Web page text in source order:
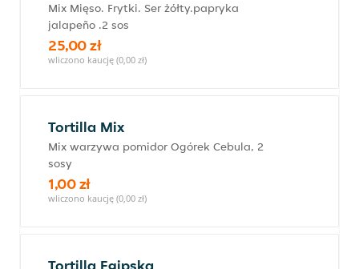
Mix Mięso. Frytki. Ser żółty.papryka
jalapeño .2 sos
25,00 zł
wliczono kaucję (0,00 zł)
Tortilla Mix
Mix warzywa pomidor Ogórek Cebula, 2
sosy
1,00 zł
wliczono kaucję (0,00 zł)